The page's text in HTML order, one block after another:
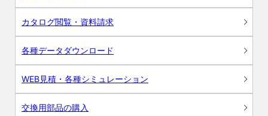
カタログ閲覧・資料請求
各種データダウンロード
WEB見積・各種シミュレーション
交換用部品の購入